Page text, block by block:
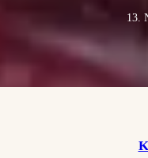
13.